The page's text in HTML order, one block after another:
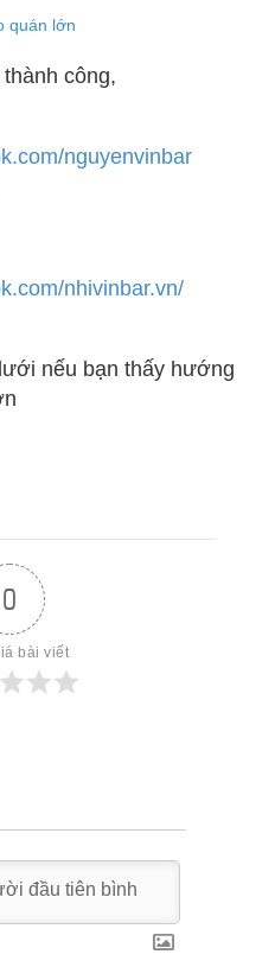
quán lớn
công,
nguyenvinbar
nhivinbar.vn/
nếu bạn thấy hướng
0
bài viết